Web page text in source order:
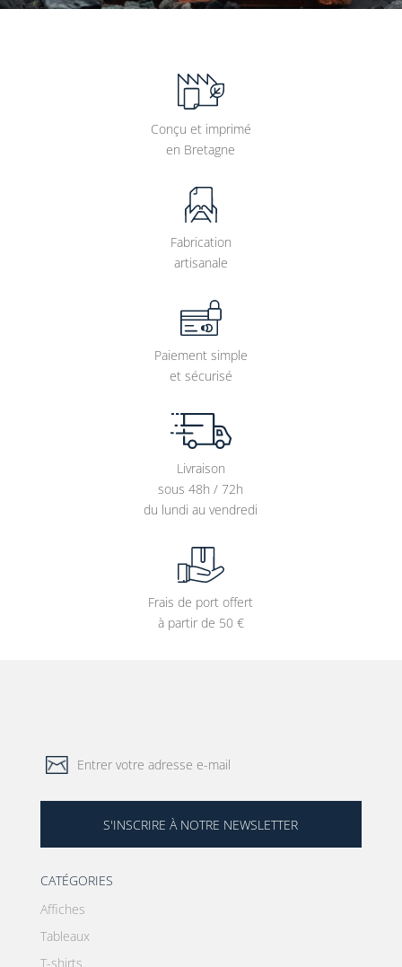
Conçu et imprimé
en Bretagne
Fabrication
artisanale
Paiement simple
et sécurisé
Livraison
sous 48h / 72h
du lundi au vendredi
Frais de port offert
à partir de 50 €
S'INSCRIRE À NOTRE NEWSLETTER
CATÉGORIES
Affiches
Tableaux
T-shirts